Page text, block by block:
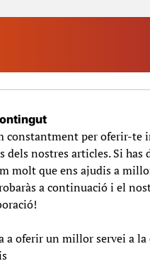
constantment per oferir-te
dels nostres articles. Si
molt que ens ajudis a
a continuació i el
a oferir un millor servei a